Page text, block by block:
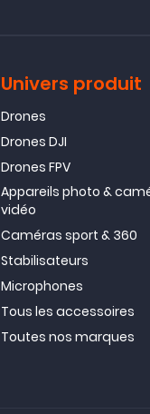
Univers produit
Drones
Drones DJI
Drones FPV
Appareils photo &
vidéo
Caméras sport & 360
Stabilisateurs
Microphones
Tous les accessoires
Toutes nos marques